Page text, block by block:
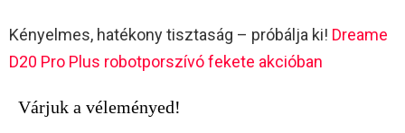
Kényelmes, hatékony tisztaság – próbálja ki! Dreame
D20 Pro Plus robotporszívó fekete akcióban
Várjuk a véleményed!